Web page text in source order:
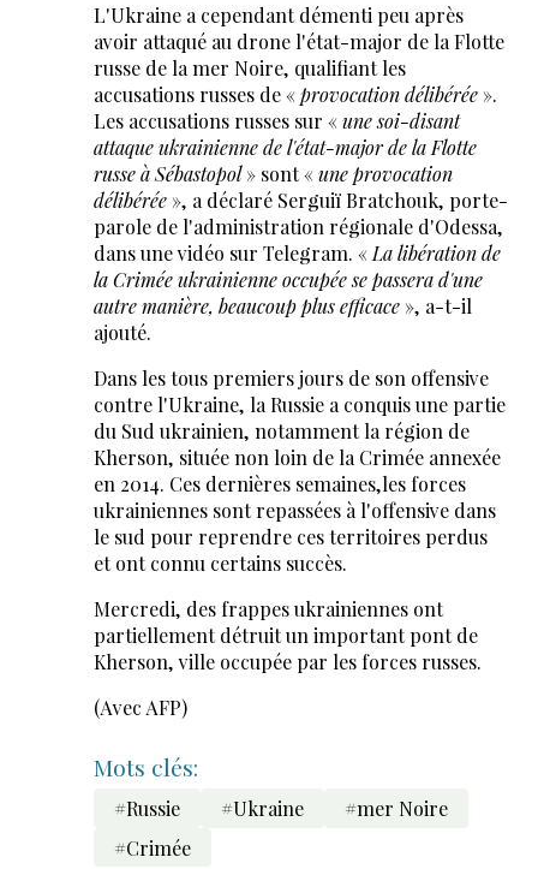
L'Ukraine a cependant démenti peu après
avoir attaqué au drone l'état-major de la Flotte
russe de la mer Noire, qualifiant les
accusations russes de «provocation délibérée».
Les accusations russes sur «une soi-disant
attaque ukrainienne de l'état-major de la Flotte
russe à Sébastopol» sont «une provocation
délibérée», a déclaré Serguiï Bratchouk, porte-
parole de l'administration régionale d'Odessa,
dans une vidéo sur Telegram. « La libération de
la Crimée ukrainienne occupée se passera d'une
autre manière, beaucoup plus efficace », a-t-il
ajouté.
Dans les tous premiers jours de son offensive
contre l'Ukraine, la Russie a conquis une partie
du Sud ukrainien, notamment la région de
Kherson, située non loin de la Crimée annexée
en 2014. Ces dernières semaines,les forces
ukrainiennes sont repassées à l'offensive dans
le sud pour reprendre ces territoires perdus
et ont connu certains succès.
Mercredi, des frappes ukrainiennes ont
partiellement détruit un important pont de
Kherson, ville occupée par les forces russes.
(Avec AFP)
Mots clés:
#Russie #Ukraine
#mer Noire
#Crimée